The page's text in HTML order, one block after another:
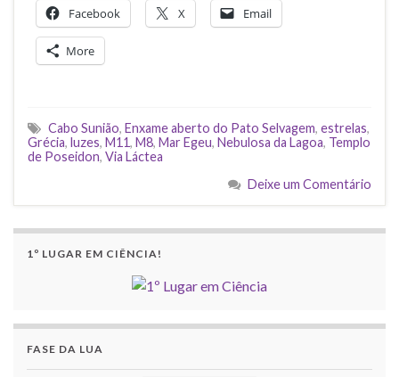
Facebook X Email
More
Cabo Sunião, Enxame aberto do Pato Selvagem, estrelas,
Grécia, luzes, M11, M8, Mar Egeu, Nebulosa da Lagoa, Templo
de Poseidon, Via Láctea
Deixe um Comentário
1º LUGAR EM CIÊNCIA!
FASE DA LUA